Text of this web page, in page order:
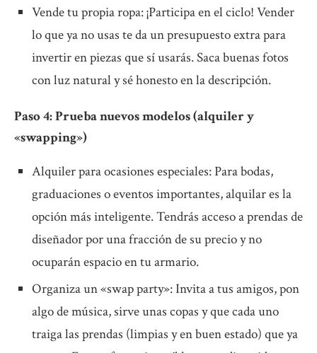
Vende tu propia ropa: ¡Participa en el ciclo! Vender
lo que ya no usas te da un presupuesto extra para
invertir en piezas que sí usarás. Saca buenas fotos
con luz natural y sé honesto en la descripción.
Paso 4: Prueba nuevos modelos (alquiler y
«swapping»)
Alquiler para ocasiones especiales: Para bodas,
graduaciones o eventos importantes, alquilar es la
opción más inteligente. Tendrás acceso a prendas de
diseñador por una fracción de su precio y no
ocuparán espacio en tu armario.
Organiza un «swap party»: Invita a tus amigos, pon
algo de música, sirve unas copas y que cada uno
traiga las prendas (limpias y en buen estado) que ya